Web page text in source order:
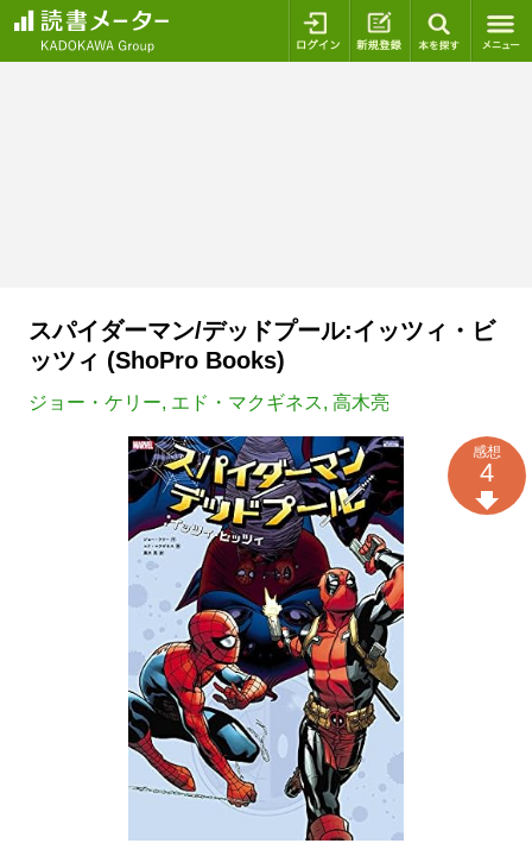
ログイン 新規登録
スパイダーマン/デッドプール:イッツィ・ビ
ッツィ (ShoPro Books)
ジョー・ケリー, エド・マクギネス, 高木亮
感想
4